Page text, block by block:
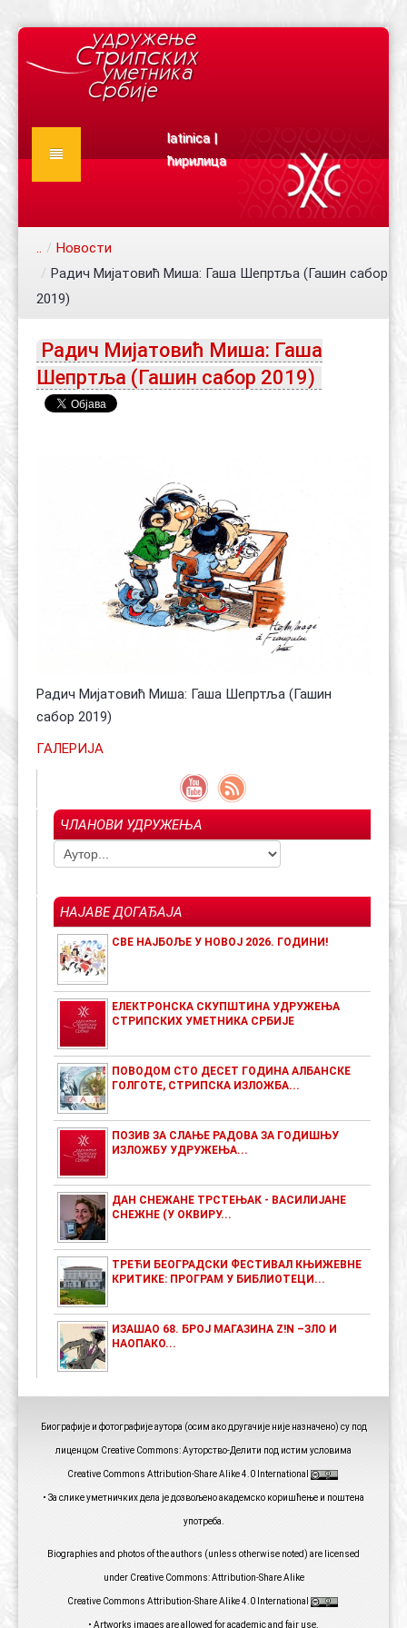
latinica|
ћирилица
.. / Новости
/ Радич Мијатовић Миша: Гаша Шепртља (Гашин сабор
2019)
Радич Мијатовић Миша: Гаша
Шепртља (Гашин сабор 2019)
Радич Мијатовић Миша: Гаша Шепртља (Гашин
сабор 2019)
ГАЛЕРИЈА
ЧЛАНОВИ УДРУЖЕЊА
НАЈАВЕ ДОГАЂАЈА
СВЕ НАЈБОЉЕ У НОВОЈ 2026. ГОДИНИ!
ЕЛЕКТРОНСКА СКУПШТИНА УДРУЖЕЊА
СТРИПСКИХ УМЕТНИКА СРБИЈЕ
ПОВОДОМ СТО ДЕСЕТ ГОДИНА АЛБАНСКЕ
ГОЛГОТЕ, СТРИПСКА ИЗЛОЖБА...
ПОЗИВ ЗА СЛАЊЕ РАДОВА ЗА ГОДИШЊУ
ИЗЛОЖБУ УДРУЖЕЊА...
ДАН СНЕЖАНЕ ТРСТЕЊАК - ВАСИЛИЈАНЕ
СНЕЖНЕ (У ОКВИРУ...
ТРЕЋИ БЕОГРАДСКИ ФЕСТИВАЛ КЊИЖЕВНЕ
КРИТИКЕ: ПРОГРАМ У БИБЛИОТЕЦИ...
ИЗАШАО 68. БРОЈ МАГАЗИНА Z!N –ЗЛО И
НАОПАКО...
Биографије и фотографије аутора (осим ако другачије није назначено) су под
лиценцом Creative Commons: Ауторство-Делити под истим условима
Creative Commons Attribution-Share Alike 4.0 International
• За слике уметничких дела је дозвољено академско коришћење и поштена
употреба.
Biographies and photos of the authors (unless otherwise noted) are licensed
under Creative Commons: Attribution-Share Alike
Creative Commons Attribution-Share Alike 4.0 International
• Artworks images are allowed for academic and fair use.
Почетна
Новости
Издања
Статут
Правилник
Чланови
Сарадници
Каталог